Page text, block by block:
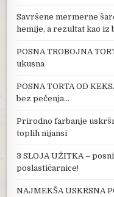
Savršene mermerne
hemije, a rezultat kao iz
POSNA TROBOJNA
ukusna
POSNA TORTA OD
bez pečenja…
Prirodno farbanje
toplih nijansi
3 SLOJA UŽITKA –
poslastičarnice!
NAJMEKŠA USKRSNA